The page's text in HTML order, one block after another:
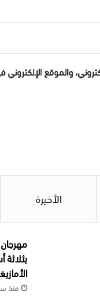
والموقع
الأخيرة
بثلاثة
منذ